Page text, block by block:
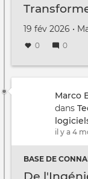
Reliefs 3D
Créé
le
19 fév 2026 •
par
0 0
Marco
dans
il y a 4
BASE DE
De